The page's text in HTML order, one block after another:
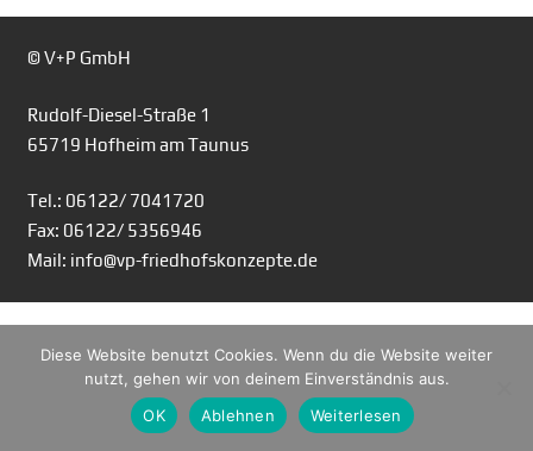
© V+P GmbH
Rudolf-Diesel-Straße 1
65719 Hofheim am Taunus
Tel.: 06122/ 7041720
Fax: 06122/ 5356946
Mail: info@vp-friedhofskonzepte.de
Diese Website benutzt Cookies. Wenn du die Website weiter
nutzt, gehen wir von deinem Einverständnis aus.
OK
Ablehnen Weiterlesen